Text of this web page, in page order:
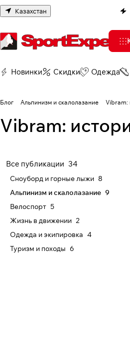
Казахстан
Новинки Скидки Одежда
Блог Альпинизм и скалолазание Vibram:
Vibram:
Все публикации 34
Сноуборд и горные лыжи 8
Альпинизм и скалолазание 9
Велоспорт 5
Жизнь в движении 2
Одежда и экипировка 4
Туризм и походы 6